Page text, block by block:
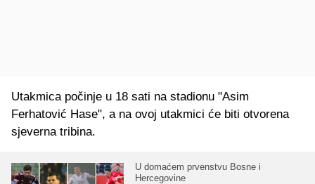
Utakmica počinje u 18 sati na stadionu "Asim
Ferhatović Hase", a na ovoj utakmici će biti otvorena
sjeverna tribina.
U domaćem prvenstvu Bosne i
Hercegovine